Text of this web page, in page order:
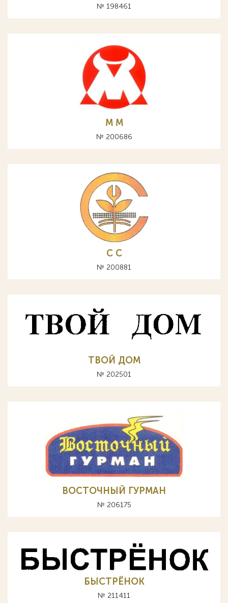
№ 198461
М M
№ 200686
С C
№ 200881
ТВОЙ ДОМ
№ 202501
ВОСТОЧНЫЙ ГУРМАН
№ 206175
БЫСТРЁНОК
№ 211411